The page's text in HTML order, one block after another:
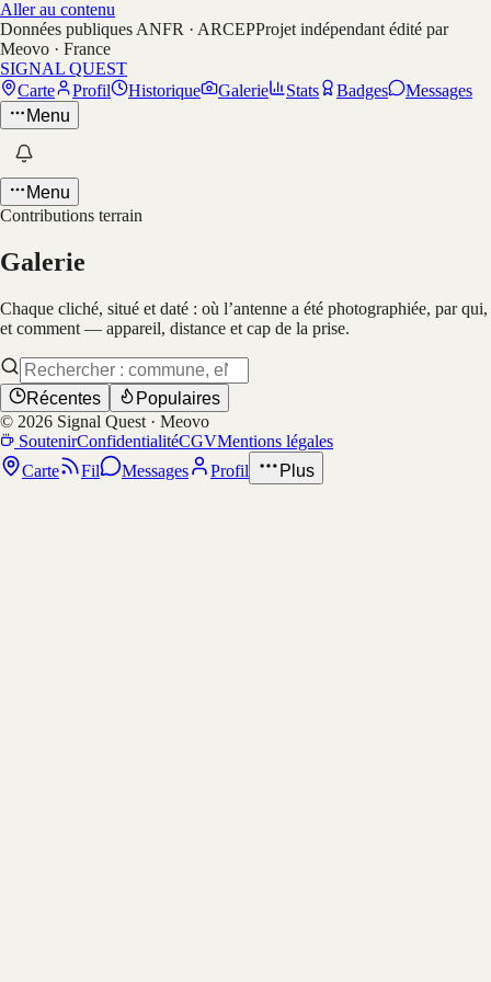
Aller au contenu
Données publiques ANFR · ARCEPProjet indépendant édité par
Meovo · France
SIGNAL QUEST
Carte
Profil Historique Galerie Stats Badges
Messages
Menu
Menu
Contributions terrain
Galerie
Chaque cliché, situé et daté : où l’antenne a été photographiée, par qui,
et comment — appareil, distance et cap de la prise.
Récentes
Populaires
© 2026 Signal Quest · Meovo
SoutenirConfidentialitéCGVMentions légales
Carte
Fil Messages Profil Plus